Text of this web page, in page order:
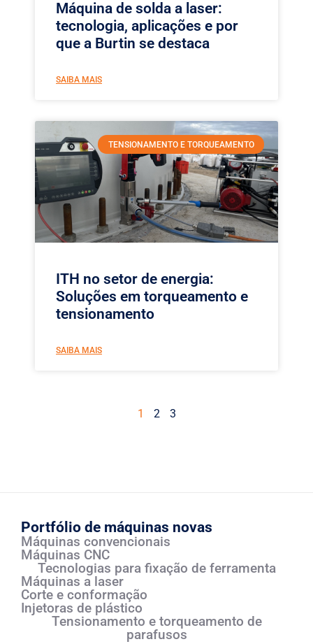
Máquina de solda a laser:
tecnologia, aplicações e por
que a Burtin se destaca
SAIBA MAIS
TENSIONAMENTO E TORQUEAMENTO
ITH no setor de energia:
Soluções em torqueamento e
tensionamento
SAIBA MAIS
1 2 3
Portfólio de máquinas novas
Máquinas convencionais
Máquinas CNC
Tecnologias para fixação de ferramenta
Máquinas a laser
Corte e conformação
Injetoras de plástico
Tensionamento e torqueamento de
parafusos